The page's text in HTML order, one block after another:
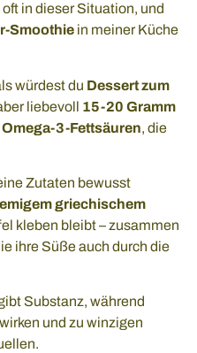
in dieser Situation, und
Smoothie in meiner Küche
würdest du Dessert zum
liebevoll 15-20 Gramm
Omega-3-Fettsäuren, die
Zutaten bewusst
griechischem
kleben bleibt – zusammen
ihre Süße auch durch die
Substanz, während
und zu winzigen